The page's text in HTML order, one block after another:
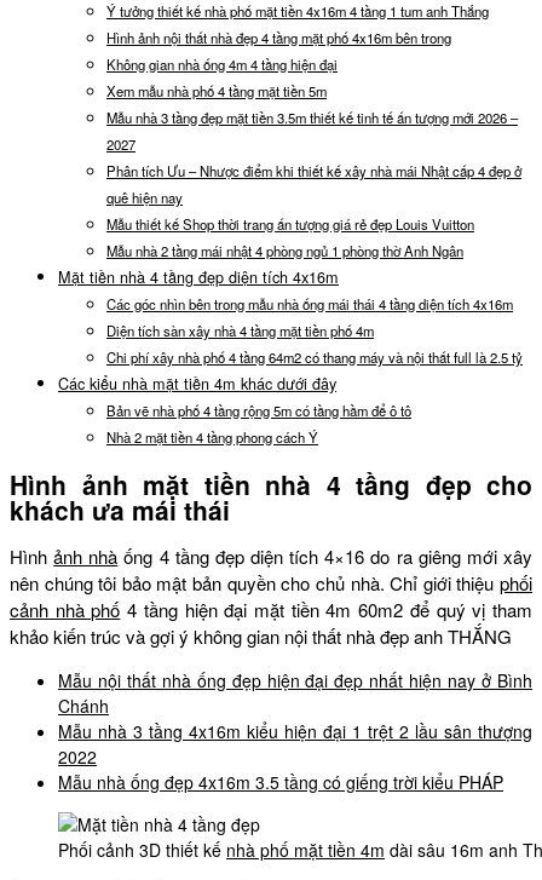
Ý tưởng thiết kế nhà phố mặt tiền 4x16m 4 tầng 1 tum anh Thắng
Hình ảnh nội thất nhà đẹp 4 tầng mặt phố 4x16m bên trong
Không gian nhà ống 4m 4 tầng hiện đại
Xem mẫu nhà phố 4 tầng mặt tiền 5m
Mẫu nhà 3 tầng đẹp mặt tiền 3.5m thiết kế tinh tế ấn tượng mới 2026 –
2027
Phân tích Ưu – Nhược điểm khi thiết kế xây nhà mái Nhật cấp 4 đẹp ở
quê hiện nay
Mẫu thiết kế Shop thời trang ấn tượng giá rẻ đẹp Louis Vuitton
Mẫu nhà 2 tầng mái nhật 4 phòng ngủ 1 phòng thờ Anh Ngân
Mặt tiền nhà 4 tầng đẹp diện tích 4x16m
Các góc nhìn bên trong mẫu nhà ống mái thái 4 tầng diện tích 4x16m
Diện tích sàn xây nhà 4 tầng mặt tiền phố 4m
Chi phí xây nhà phố 4 tầng 64m2 có thang máy và nội thất full là 2.5 tỷ
Các kiểu nhà mặt tiền 4m khác dưới đây
Bản vẽ nhà phố 4 tầng rộng 5m có tầng hầm để ô tô
Nhà 2 mặt tiền 4 tầng phong cách Ý
Hình ảnh mặt tiền nhà 4 tầng đẹp cho
khách ưa mái thái
Hìnhảnh nhà ống 4 tầng đẹp diện tích 4×16 do ra giêng mới xây
nên chúng tôi bảo mật bản quyền cho chủ nhà. Chỉ giới thiệu phối
cảnh nhà phố 4 tầng hiện đại mặt tiền 4m 60m2 để quý vị tham
khảo kiến trúc và gợi ý không gian nội thất nhà đẹp anh THẮNG
Mẫu nội thất nhà ống đẹp hiện đại đẹp nhất hiện nay ở Bình
Chánh
Mẫu nhà 3 tầng 4x16m kiểu hiện đại 1 trệt 2 lầu sân thượng
2022
Mẫu nhà ống đẹp 4x16m 3.5 tầng có giếng trời kiểu PHÁP
Phối cảnh 3D thiết kế nhà phố mặt tiền 4m dài sâu 16m anh